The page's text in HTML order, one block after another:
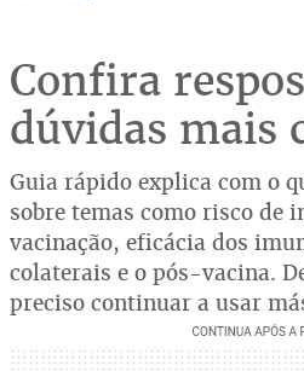
Confira
dúvidas mais
Guia rápido explica com o
sobre temas como risco de
vacinação, eficácia dos
colaterais e o pós-vacina.
preciso continuar a usar